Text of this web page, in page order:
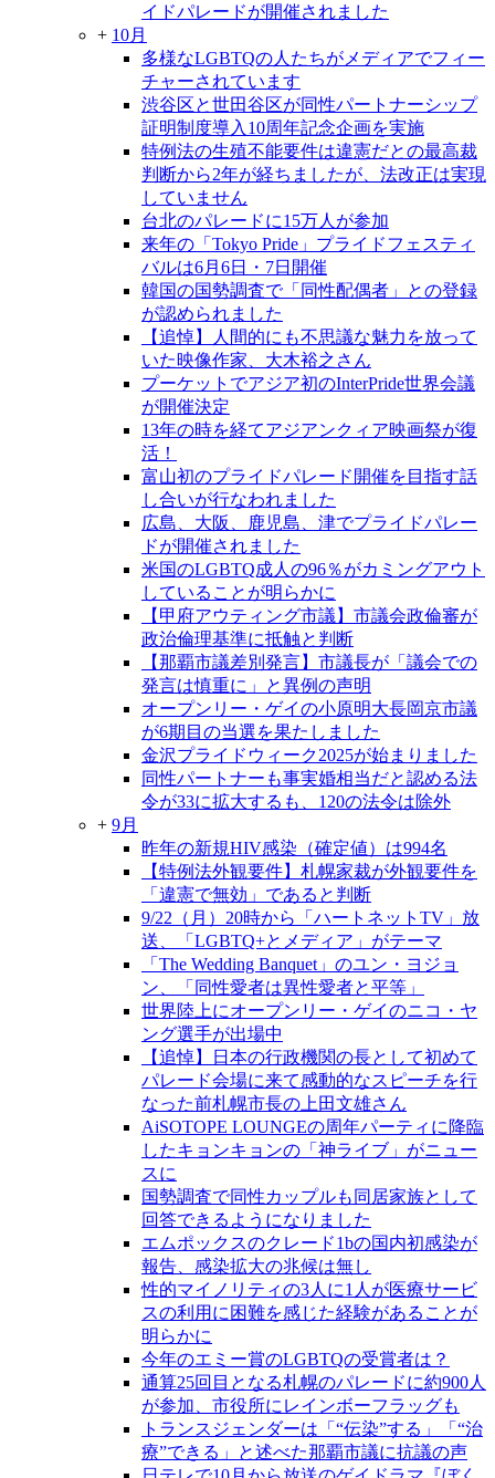
イドパレードが開催されました
+ 10月
多様なLGBTQの人たちがメディアでフィー
チャーされています
渋谷区と世田谷区が同性パートナーシップ
証明制度導入10周年記念企画を実施
特例法の生殖不能要件は違憲だとの最高裁
判断から2年が経ちましたが、法改正は実現
していません
台北のパレードに15万人が参加
来年の「Tokyo Pride」プライドフェスティ
バルは6月6日・7日開催
韓国の国勢調査で「同性配偶者」との登録
が認められました
【追悼】人間的にも不思議な魅力を放って
いた映像作家、大木裕之さん
プーケットでアジア初のInterPride世界会議
が開催決定
13年の時を経てアジアンクィア映画祭が復
活！
富山初のプライドパレード開催を目指す話
し合いが行なわれました
広島、大阪、鹿児島、津でプライドパレー
ドが開催されました
米国のLGBTQ成人の96％がカミングアウト
していることが明らかに
【甲府アウティング市議】市議会政倫審が
政治倫理基準に抵触と判断
【那覇市議差別発言】市議長が「議会での
発言は慎重に」と異例の声明
オープンリー・ゲイの小原明大長岡京市議
が6期目の当選を果たしました
金沢プライドウィーク2025が始まりました
同性パートナーも事実婚相当だと認める法
令が33に拡大するも、120の法令は除外
+ 9月
昨年の新規HIV感染（確定値）は994名
【特例法外観要件】札幌家裁が外観要件を
「違憲で無効」であると判断
9/22（月）20時から「ハートネットTV」放
送、「LGBTQ+とメディア」がテーマ
「The Wedding Banquet」のユン・ヨジョ
ン、「同性愛者は異性愛者と平等」
世界陸上にオープンリー・ゲイのニコ・ヤ
ング選手が出場中
【追悼】日本の行政機関の長として初めて
パレード会場に来て感動的なスピーチを行
なった前札幌市長の上田文雄さん
AiSOTOPE LOUNGEの周年パーティに降臨
したキョンキョンの「神ライブ」がニュー
スに
国勢調査で同性カップルも同居家族として
回答できるようになりました
エムポックスのクレード1bの国内初感染が
報告、感染拡大の兆候は無し
性的マイノリティの3人に1人が医療サービ
スの利用に困難を感じた経験があることが
明らかに
今年のエミー賞のLGBTQの受賞者は？
通算25回目となる札幌のパレードに約900人
が参加、市役所にレインボーフラッグも
トランスジェンダーは「“伝染”する」「“治
療”できる」と述べた那覇市議に抗議の声